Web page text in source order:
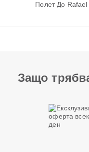
Полет До
Защо